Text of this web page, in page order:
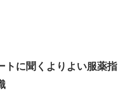
トに聞くよりよい服薬指